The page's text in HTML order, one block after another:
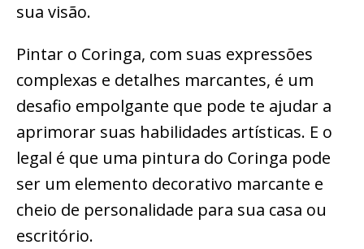
sua visão.
Pintar o Coringa, com suas expressões
complexas e detalhes marcantes, é um
desafio empolgante que pode te ajudar a
aprimorar suas habilidades artísticas. E o
legal é que uma pintura do Coringa pode
ser um elemento decorativo marcante e
cheio de personalidade para sua casa ou
escritório.